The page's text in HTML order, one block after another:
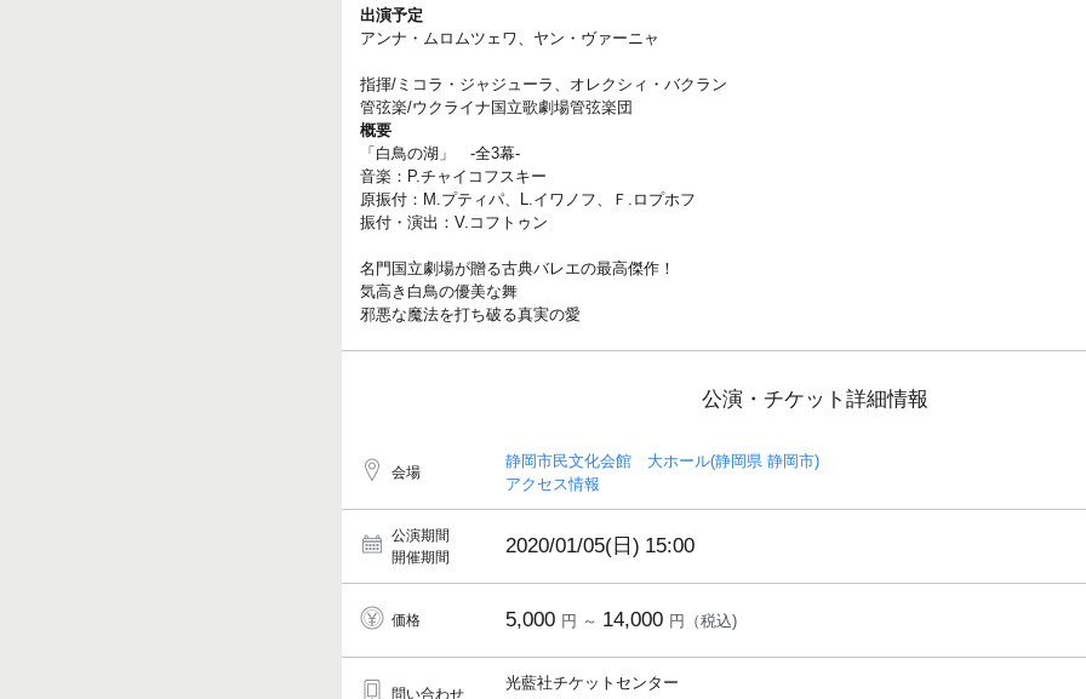
出演予定
アンナ・ムロムツェワ、ヤン・ヴァーニャ
指揮/ミコラ・ジャジューラ、オレクシィ・バクラン
管弦楽/ウクライナ国立歌劇場管弦楽団
概要
「白鳥の湖」 -全3幕-
音楽：P.チャイコフスキー
原振付：M.プティパ、L.イワノフ、Ｆ.ロプホフ
振付・演出：V.コフトゥン
名門国立劇場が贈る古典バレエの最高傑作！
気高き白鳥の優美な舞
邪悪な魔法を打ち破る真実の愛
公演・チケット詳細情報
会場
静岡市民文化会館 大ホール(静岡県 静岡市)
アクセス情報
公演期間
開催期間
2020/01/05(日) 15:00
価格 5,000 円 ～ 14,000 円（税込)
問い合わせ
光藍社チケットセンター